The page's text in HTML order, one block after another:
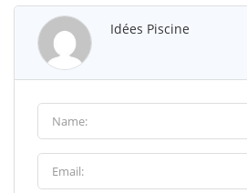
Idées Piscine